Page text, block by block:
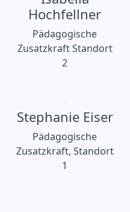
Hochfellner
Pädagogische
Zusatzkraft Standort
2
Stephanie Eiser
Pädagogische
Zusatzkraft, Standort
1